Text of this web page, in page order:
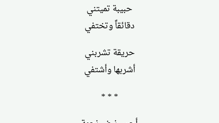
حبيبة تميتني
دقائقاً وتختفي
حريقة تشربني
أشربها وأشتفي
* * *